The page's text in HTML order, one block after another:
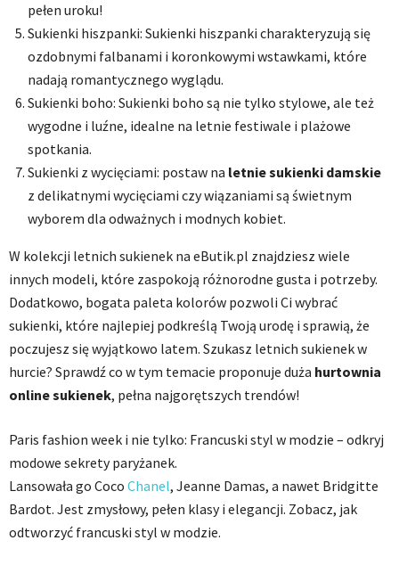
pełen uroku!
Sukienki hiszpanki: Sukienki hiszpanki charakteryzują się
ozdobnymi falbanami i koronkowymi wstawkami, które
nadają romantycznego wyglądu.
Sukienki boho: Sukienki boho są nie tylko stylowe, ale też
wygodne i luźne, idealne na letnie festiwale i plażowe
spotkania.
Sukienki z wycięciami: postaw na letnie sukienki damskie
z delikatnymi wycięciami czy wiązaniami są świetnym
wyborem dla odważnych i modnych kobiet.
W kolekcji letnich sukienek na eButik.pl znajdziesz wiele
innych modeli, które zaspokoją różnorodne gusta i potrzeby.
Dodatkowo, bogata paleta kolorów pozwoli Ci wybrać
sukienki, które najlepiej podkreślą Twoją urodę i sprawią, że
poczujesz się wyjątkowo latem. Szukasz letnich sukienek w
hurcie? Sprawdź co w tym temacie proponuje duża hurtownia
online sukienek, pełna najgorętszych trendów!
Paris fashion week i nie tylko: Francuski styl w modzie – odkryj
modowe sekrety paryżanek.
Lansowała go Coco Chanel, Jeanne Damas, a nawet Bridgitte
Bardot. Jest zmysłowy, pełen klasy i elegancji. Zobacz, jak
odtworzyć francuski styl w modzie.